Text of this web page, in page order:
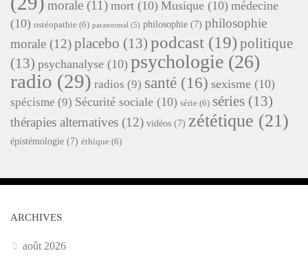
morale (11) mort (10) Musique (10) médecine
(10) ostéopathie (6) paranormal (5) philosophie (7) philosophie
morale (12)placebo (13) podcast (19)politique
(13) psychanalyse (10) psychologie (26)
radio (29) radios (9) santé (16) sexisme (10)
spécisme (9) Sécurité sociale (10) série (6) séries (13)
thérapies alternatives (12) vidéos (7) zététique (21)
épistémologie (7) éthique (6)
ARCHIVES
août 2026